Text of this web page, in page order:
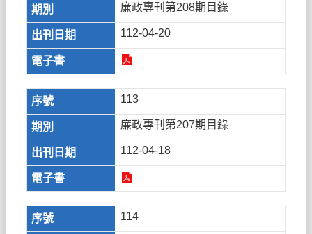
廉政專刊第208期目錄
112-04-20
113
廉政專刊第207期目錄
112-04-18
114